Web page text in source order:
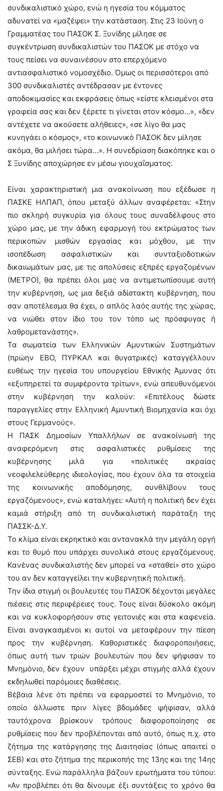
συνδικαλιστικό χώρο, ενώ η ηγεσία του κόμματος
αδυνατεί να «μαζέψει» την κατάσταση. Στις 23 Ιούνη ο
Γραμματέας του ΠΑΣΟΚ Σ. Ξυνίδης μίλησε σε
συγκέντρωση συνδικαλιστών του ΠΑΣΟΚ με στόχο να
τους πείσει να συναινέσουν στο επερχόμενο
αντιασφαλιστικό νομοσχέδιο. Όμως οι περισσότεροι από
300 συνδικαλιστές αντέδρασαν με έντονες
αποδοκιμασίες και εκφράσεις όπως «είστε κλεισμένοι στα
γραφεία σας και δεν ξέρετε τι γίνεται στον κόσμο…», «δεν
αντέχετε να ακούσετε αλήθειες», «σε λίγο θα μας
κυνηγάει ο κόσμος», «το κοινωνικό ΠΑΣΟΚ δεν μίλησε
ακόμα, θα μιλήσει τώρα…». Η συνεδρίαση διακόπηκε και ο
Σ Ξυνίδης αποχώρησε εν μέσω γιουχαΐσματος.
Είναι χαρακτηριστική μια ανακοίνωση που εξέδωσε η
ΠΑΣΚΕ ΗΛΠΑΠ, όπου μεταξύ άλλων αναφέρεται: «Στην
πιο σκληρή συγκυρία για όλους τους συναδέλφους στο
χώρο μας, με την άδικη εφαρμογή του εκτρώματος των
περικοπών μισθών εργασίας και μόχθου, με την
ισοπέδωση ασφαλιστικών και συνταξιοδοτικών
δικαιωμάτων μας, με τις απολύσεις εξπρές εργαζομένων
(ΜΕΤΡΟ), θα πρέπει όλοι μας να αντιμετωπίσουμε αυτή
την κυβέρνηση, ως μια δεξιά αδίστακτη κυβέρνηση, που
σαν αποτέλεσμα θα έχει, ο απλός λαός αυτής της χώρας,
να νιώθει στον ίδιο του τον τόπο ως πρόσφυγας ή
λαθρομετανάστης».
Τα σωματεία των Ελληνικών Αμυντικών Συστημάτων
(πρώην ΕΒΟ, ΠΥΡΚΑΛ και θυγατρικές) καταγγέλλουν
ευθέως την ηγεσία του υπουργείου Εθνικής Άμυνας ότι
«εξυπηρετεί τα συμφέροντα τρίτων», ενώ απευθυνόμενοι
στην κυβέρνηση την καλούν: «Επιτέλους δώστε
παραγγελίες στην Ελληνική Αμυντική Βιομηχανία και όχι
στους Γερμανούς».
Η ΠΑΣΚ Δημοσίων Υπαλλήλων σε ανακοίνωσή της
αναφερόμενη στις ασφαλιστικές ρυθμίσεις της
κυβέρνησης μιλά για «πολιτικές ακραίας
νεοφιλελεύθερης ιδιεολογίας, που έχουν όλα τα στοιχεία
της κοινωνικής αποδόμησης, συνθλίβουν τους
εργαζόμενους», ενώ καταλήγει: «Αυτή η πολιτική δεν έχει
καμιά στήριξη από τη συνδικαλιστική παράταξη της
ΠΑΣΣΚ-Δ.Υ.
Το κλίμα είναι εκρηκτικό και αντανακλά την μεγάλη οργή
και το θυμό που υπάρχει συνολικά στους εργαζόμενους.
Κανένας συνδικαλιστής δεν μπορεί να «σταθεί» στο χώρο
του αν δεν καταγγείλει την κυβερνητική πολιτική.
Την ίδια στιγμή οι βουλευτές του ΠΑΣΟΚ δέχονται μεγάλες
πιέσεις στις περιφέρειες τους. Τους είναι δύσκολο ακόμη
και να κυκλοφορήσουν στις γειτονιές και στα καφενεία.
Είναι αναγκασμένοι κι αυτοί να μεταφέρουν την πίεση
προς την κυβέρνηση. Καθοριστικές διαφοροποιήσεις,
όπως αυτή των τριών βουλευτών που δεν ψήφισαν το
Μνημόνιο, δεν έχουν υπάρξει μέχρι στιγμής αλλά έχουν
εκδηλωθεί παρόμοιες διαθέσεις.
Βέβαια λένε ότι πρέπει να εφαρμοστεί το Μνημόνιο, το
οποίο άλλωστε πριν λίγες βδομάδες ψήφισαν, αλλά
ταυτόχρονα βρίσκουν τρόπους διαφοροποίησης σε
ρυθμίσεις που δεν προβλέπονται από αυτό, όπως π.χ. στο
ζήτημα της κατάργησης της Διαιτησίας (όπως απαιτεί ο
ΣΕΒ) και στο ζήτημα της περικοπής της 13ης και της 14ης
σύνταξης. Ενώ παράλληλα βάζουν ερωτήματα του τύπου:
«Αν προβλέπει ότι θα δίνουμε έξι συντάξεις το χρόνο θα